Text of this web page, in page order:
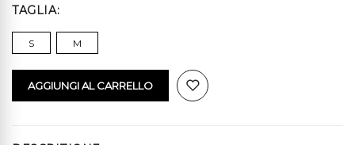
TAGLIA
S M
AGGIUNGI AL CARRELLO